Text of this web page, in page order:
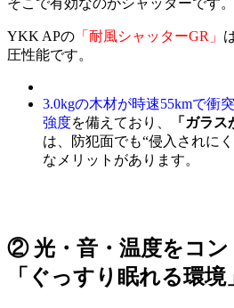
YKK APの 「耐風シャッターGR」
圧性能です。
3.0kgの木材が時速55kmで衝
強度を備えており、 「ガラス
は、防犯面でも“侵入されに
なメリットがあります。
② 光・音・温度をコン
「ぐっすり眠れる環境